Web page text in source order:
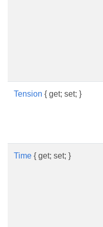
Tension { get; set; }
Time { get; set; }